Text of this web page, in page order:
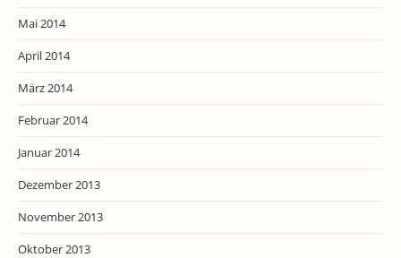
Mai 2014
April 2014
März 2014
Februar 2014
Januar 2014
Dezember 2013
November 2013
Oktober 2013